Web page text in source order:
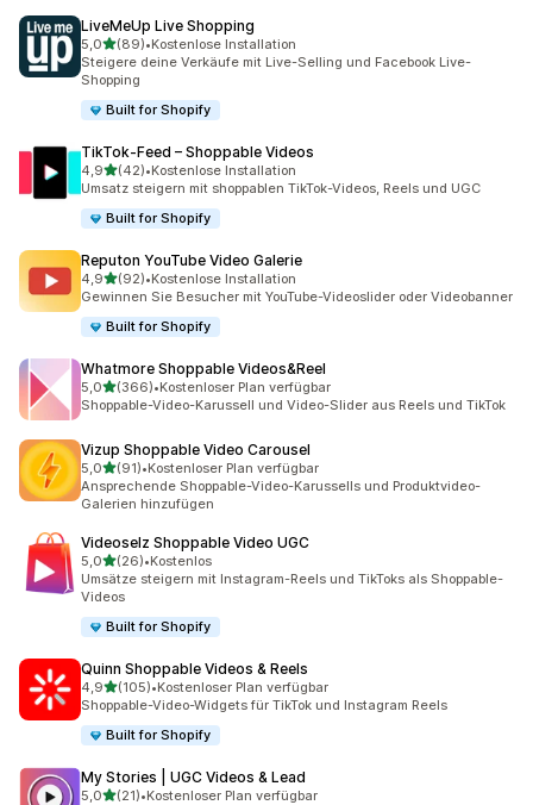
LiveMeUp Live Shopping
5,0von 5 Sternen
(89)
89 Rezensionen insgesamt
•Kostenlose Installation
Steigere deine Verkäufe mit Live-Selling und Facebook Live-
Shopping
Built for Shopify
TikTok‑Feed – Shoppable Videos
4,9von 5 Sternen
(42)
42 Rezensionen insgesamt
•Kostenlose Installation
Umsatz steigern mit shoppablen TikTok-Videos, Reels und UGC
Built for Shopify
Reputon YouTube Video Galerie
4,9von 5 Sternen
(92)
92 Rezensionen insgesamt
•Kostenlose Installation
Gewinnen Sie Besucher mit YouTube-Videoslider oder Videobanner
Built for Shopify
Whatmore Shoppable Videos&Reel
5,0von 5 Sternen
(366)
366 Rezensionen insgesamt
•Kostenloser Plan verfügbar
Shoppable-Video-Karussell und Video-Slider aus Reels und TikTok
Vizup Shoppable Video Carousel
5,0von 5 Sternen
(91)
91 Rezensionen insgesamt
•Kostenloser Plan verfügbar
Ansprechende Shoppable-Video-Karussells und Produktvideo-
Galerien hinzufügen
Videoselz Shoppable Video UGC
5,0von 5 Sternen
(26)
26 Rezensionen insgesamt
•Kostenlos
Umsätze steigern mit Instagram-Reels und TikToks als Shoppable-
Videos
Built for Shopify
Quinn Shoppable Videos & Reels
4,9von 5 Sternen
(105)
105 Rezensionen insgesamt
•Kostenloser Plan verfügbar
Shoppable-Video-Widgets für TikTok und Instagram Reels
Built for Shopify
My Stories | UGC Videos & Lead
5,0von 5 Sternen
(21)•Kostenloser Plan verfügbar